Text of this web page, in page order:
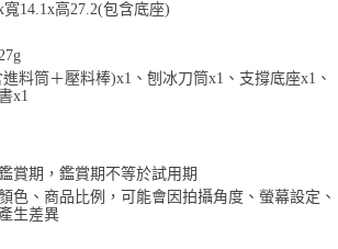
14.1x高27.2(包含底座)
料筒＋壓料棒)x1、刨冰刀筒x1、支撐底座x1、
x1
賞期，鑑賞期不等於試用期
色、商品比例，可能會因拍攝角度、螢幕設定、
生差異